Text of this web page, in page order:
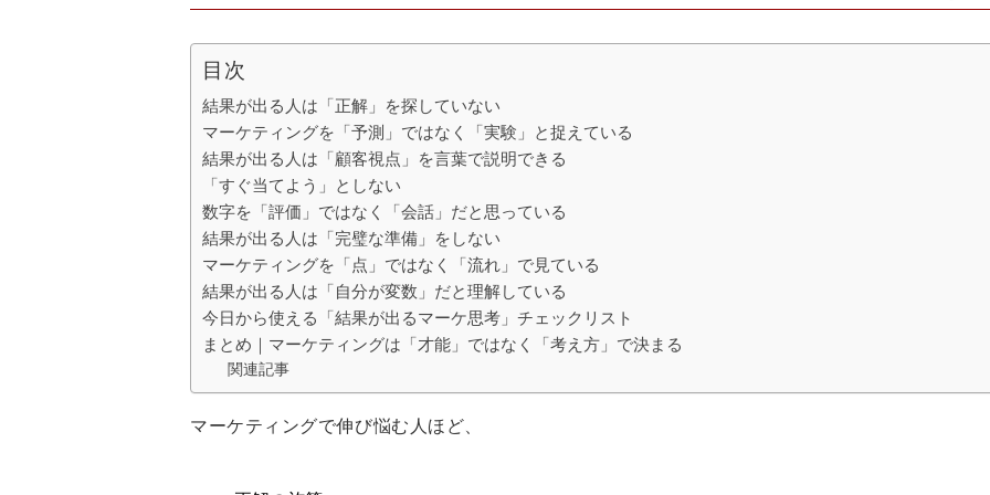
目次
結果が出る人は「正解」を探していない
マーケティングを「予測」ではなく「実験」と捉えている
結果が出る人は「顧客視点」を言葉で説明できる
「すぐ当てよう」としない
数字を「評価」ではなく「会話」だと思っている
結果が出る人は「完璧な準備」をしない
マーケティングを「点」ではなく「流れ」で見ている
結果が出る人は「自分が変数」だと理解している
今日から使える「結果が出るマーケ思考」チェックリスト
まとめ｜マーケティングは「才能」ではなく「考え方」で決まる
関連記事
マーケティングで伸び悩む人ほど、